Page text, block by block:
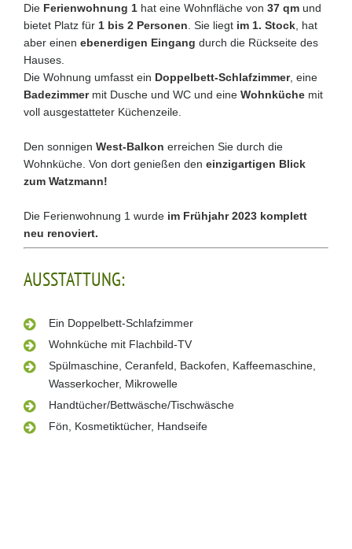
Die Ferienwohnung 1 hat eine Wohnfläche von 37 qm und
bietet Platz für 1 bis 2 Personen . Sie liegt im 1. Stock , hat
aber einen ebenerdigen Eingang durch die Rückseite des
Hauses.
Die Wohnung umfasst ein Doppelbett-Schlafzimmer, eine
Badezimmermit Dusche und WC und eine Wohnküche mit
voll ausgestatteter Küchenzeile.
Den sonnigen West-Balkon erreichen Sie durch die
Wohnküche. Von dort genießen den einzigartigen Blick
zum Watzmann!
Die Ferienwohnung 1 wurde im Frühjahr 2023 komplett
neu renoviert.
AUSSTATTUNG:
Ein Doppelbett-Schlafzimmer
Wohnküche mit Flachbild-TV
Spülmaschine, Ceranfeld, Backofen, Kaffeemaschine,
Wasserkocher, Mikrowelle
Handtücher/Bettwäsche/Tischwäsche
Fön, Kosmetiktücher, Handseife